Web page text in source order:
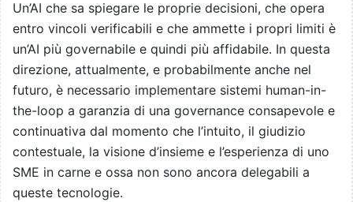
Un’AI che sa spiegare le proprie decisioni, che opera
entro vincoli verificabili e che ammette i propri limiti è
un’AI più governabile e quindi più affidabile. In questa
direzione, attualmente, e probabilmente anche nel
futuro, è necessario implementare sistemi human-in-
the-loop a garanzia di una governance consapevole e
continuativa dal momento che l’intuito, il giudizio
contestuale, la visione d’insieme e l’esperienza di uno
SME in carne e ossa non sono ancora delegabili a
queste tecnologie.